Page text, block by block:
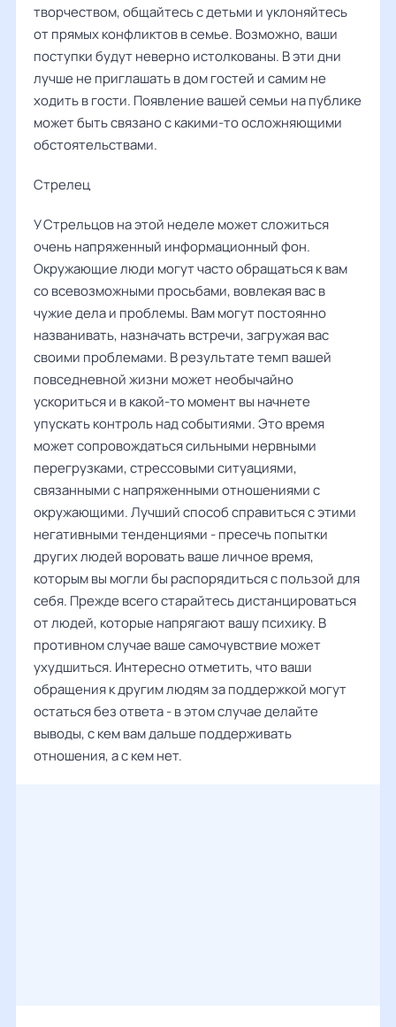
творчеством, общайтесь с детьми и уклоняйтесь
от прямых конфликтов в семье. Возможно, ваши
поступки будут неверно истолкованы. В эти дни
лучше не приглашать в дом гостей и самим не
ходить в гости. Появление вашей семьи на публике
может быть связано с какими-то осложняющими
обстоятельствами.
Стрелец
У Стрельцов на этой неделе может сложиться
очень напряженный информационный фон.
Окружающие люди могут часто обращаться к вам
со всевозможными просьбами, вовлекая вас в
чужие дела и проблемы. Вам могут постоянно
названивать, назначать встречи, загружая вас
своими проблемами. В результате темп вашей
повседневной жизни может необычайно
ускориться и в какой-то момент вы начнете
упускать контроль над событиями. Это время
может сопровождаться сильными нервными
перегрузками, стрессовыми ситуациями,
связанными с напряженными отношениями с
окружающими. Лучший способ справиться с этими
негативными тенденциями - пресечь попытки
других людей воровать ваше личное время,
которым вы могли бы распорядиться с пользой для
себя. Прежде всего старайтесь дистанцироваться
от людей, которые напрягают вашу психику. В
противном случае ваше самочувствие может
ухудшиться. Интересно отметить, что ваши
обращения к другим людям за поддержкой могут
остаться без ответа - в этом случае делайте
выводы, с кем вам дальше поддерживать
отношения, а с кем нет.